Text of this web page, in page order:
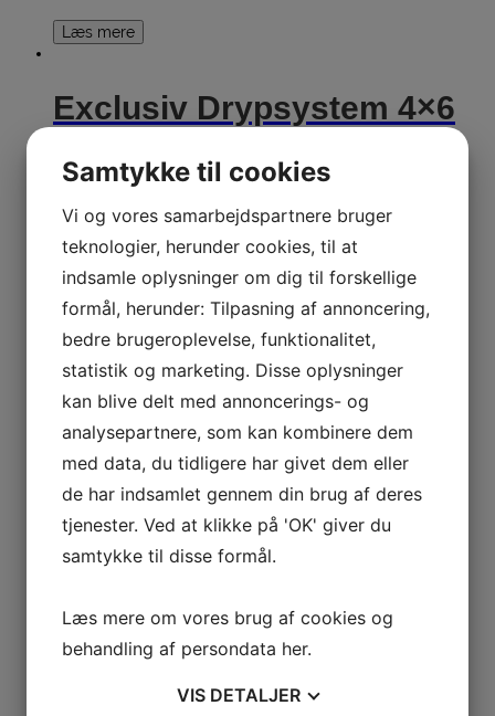
Læs mere
Exclusiv Drypsystem 4×6
Exclusiv Drypsystem 4×6
ltr Varenr. 402005
Læs mere
Exclusiv Drypsystem
Varenr. 401004
Læs mere
Exclusiv Drypsystem
Varenr. 401006
Samtykke til cookies
Vi og vores samarbejdspartnere bruger
teknologier, herunder cookies, til at
indsamle oplysninger om dig til forskellige
formål, herunder: Tilpasning af annoncering,
bedre brugeroplevelse, funktionalitet,
statistik og marketing. Disse oplysninger
kan blive delt med annoncerings- og
analysepartnere, som kan kombinere dem
med data, du tidligere har givet dem eller
de har indsamlet gennem din brug af deres
tjenester. Ved at klikke på 'OK' giver du
samtykke til disse formål.
Læs mere om vores brug af cookies og
behandling af persondata her.
VIS DETALJER